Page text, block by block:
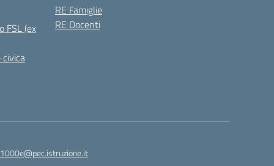
FSL (ex
RE Famiglie
RE Docenti